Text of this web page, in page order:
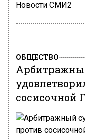
Новости СМИ2
ОБЩЕСТВО
сосисочной